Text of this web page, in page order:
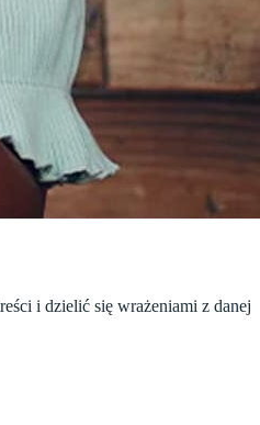
i dzielić się wrażeniami z danej